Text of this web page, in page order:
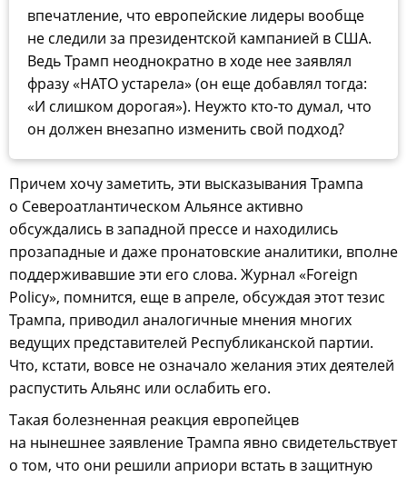
впечатление, что европейские лидеры вообще
не следили за президентской кампанией в США.
Ведь Трамп неоднократно в ходе нее заявлял
фразу «НАТО устарела» (он еще добавлял тогда:
«И слишком дорогая»). Неужто кто-то думал, что
он должен внезапно изменить свой подход?
Причем хочу заметить, эти высказывания Трампа
о Североатлантическом Альянсе активно
обсуждались в западной прессе и находились
прозападные и даже пронатовские аналитики, вполне
поддерживавшие эти его слова. Журнал «Foreign
Policy», помнится, еще в апреле, обсуждая этот тезис
Трампа, приводил аналогичные мнения многих
ведущих представителей Республиканской партии.
Что, кстати, вовсе не означало желания этих деятелей
распустить Альянс или ослабить его.
Такая болезненная реакция европейцев
на нынешнее заявление Трампа явно свидетельствует
о том, что они решили априори встать в защитную